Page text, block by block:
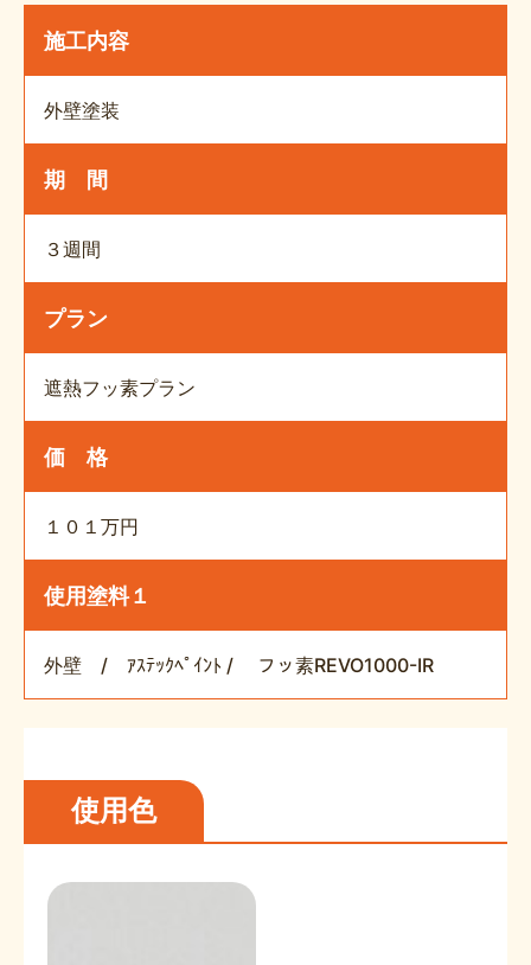
施工内容
外壁塗装
期 間
３週間
プラン
遮熱フッ素プラン
価 格
１０１万円
使用塗料１
外壁 / ｱｽﾃｯｸﾍﾟｲﾝﾄ / フッ素REVO1000-IR
使用色